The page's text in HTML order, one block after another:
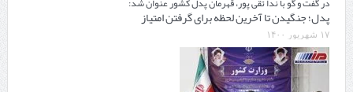
پدل؛ جنگیدن تا آخرین لحظه برای گرفتن امتیاز
۱۷ شهریور ۱۴۰۰